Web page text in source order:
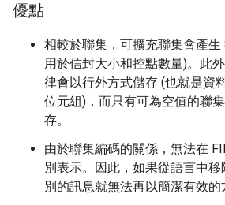
優點
相較於聯集，可擴充聯集會產生
用於信封大小和控點數量)。此
律會以行外方式儲存 (也就是資
位元組)，而只有可為空值的聯
存。
由於聯集編碼的關係，無法在
別表示。因此，如果從語言中
別的訊息就無法再以簡潔有效的